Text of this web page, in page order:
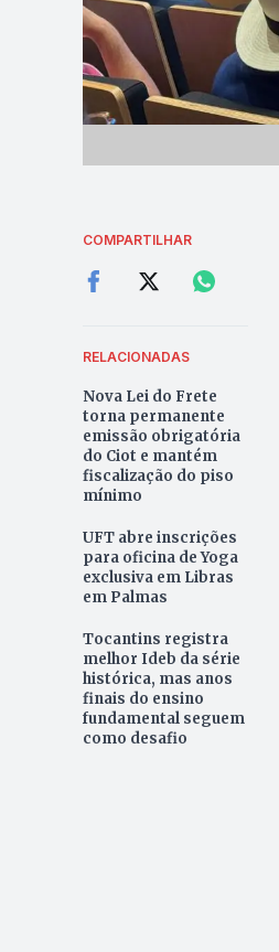
COMPARTILHAR
RELACIONADAS
Nova Lei do Frete
torna permanente
emissão obrigatória
do Ciot e mantém
fiscalização do piso
mínimo
UFT abre inscrições
para oficina de Yoga
exclusiva em Libras
em Palmas
Tocantins registra
melhor Ideb da série
histórica, mas anos
finais do ensino
fundamental seguem
como desafio